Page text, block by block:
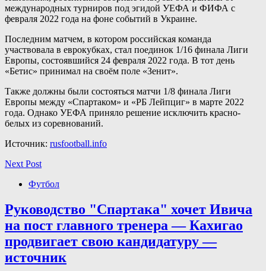
международных турниров под эгидой УЕФА и ФИФА с
февраля 2022 года на фоне событий в Украине.
Последним матчем, в котором российская команда
участвовала в еврокубках, стал поединок 1/16 финала Лиги
Европы, состоявшийся 24 февраля 2022 года. В тот день
«Бетис» принимал на своём поле «Зенит».
Также должны были состояться матчи 1/8 финала Лиги
Европы между «Спартаком» и «РБ Лейпциг» в марте 2022
года. Однако УЕФА приняло решение исключить красно-
белых из соревнований.
Источник: rusfootball.info
Next Post
Футбол
Руководство "Спартака" хочет Ивича
на пост главного тренера — Кахигао
продвигает свою кандидатуру —
источник